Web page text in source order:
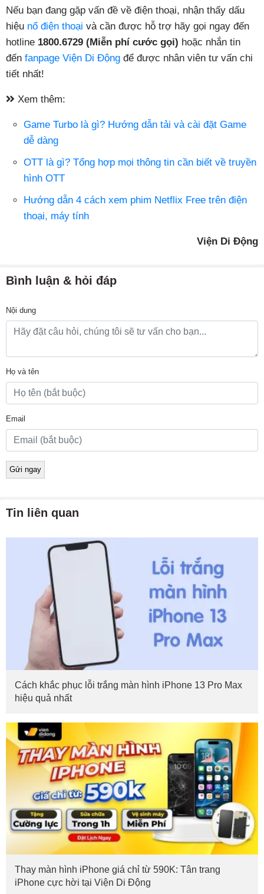
Nếu bạn đang gặp vấn đề về điện thoại, nhận thấy dấu
hiệu nổ điện thoại và cần được hỗ trợ hãy gọi ngay đến
hotline 1800.6729 (Miễn phí cước gọi) hoặc nhắn tin
đến fanpage Viện Di Động để được nhân viên tư vấn chi
tiết nhất!
Xem thêm:
Game Turbo là gì? Hướng dẫn tải và cài đặt Game
dễ dàng
OTT là gì? Tổng hợp mọi thông tin cần biết về truyền
hình OTT
Hướng dẫn 4 cách xem phim Netflix Free trên điện
thoại, máy tính
Viện Di Động
Bình luận & hỏi đáp
Nội dung
Họ và tên
Email
Tin liên quan
Cách khắc phục lỗi trắng màn hình iPhone 13 Pro Max
hiệu quả nhất
Thay màn hình iPhone giá chỉ từ 590K: Tân trang
iPhone cực hời tại Viện Di Động